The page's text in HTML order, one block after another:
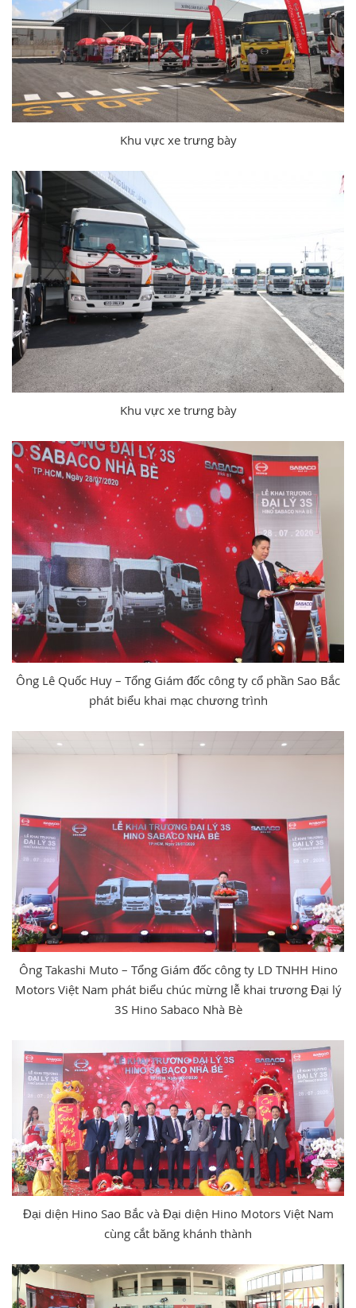
Khu vực xe trưng bày
Khu vực xe trưng bày
Ông Lê Quốc Huy – Tổng Giám đốc công ty cổ phần Sao Bắc
phát biểu khai mạc chương trình
Ông Takashi Muto – Tổng Giám đốc công ty LD TNHH Hino
Motors Việt Nam phát biểu chúc mừng lễ khai trương Đại lý
3S Hino Sabaco Nhà Bè
Đại diện Hino Sao Bắc và Đại diện Hino Motors Việt Nam
cùng cắt băng khánh thành